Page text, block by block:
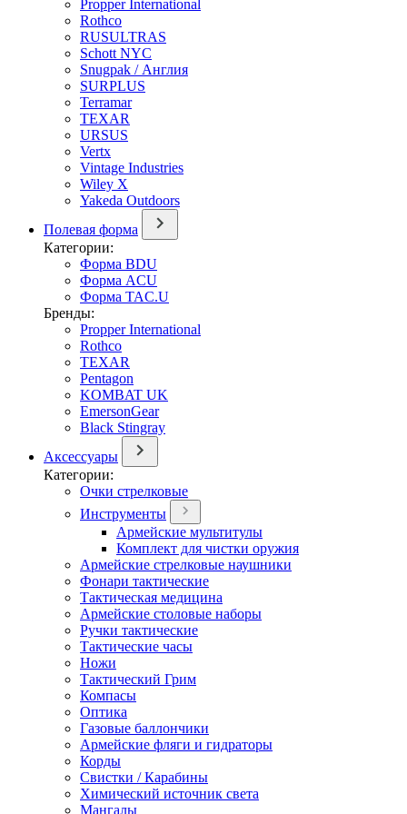
Propper International
Rothco
RUSULTRAS
Schott NYC
Snugpak / Англия
SURPLUS
Terramar
TEXAR
URSUS
Vertx
Vintage Industries
Wiley X
Yakeda Outdoors
Полевая форма
Категории:
Форма BDU
Форма ACU
Форма TAC.U
Бренды:
Propper International
Rothco
TEXAR
Pentagon
KOMBAT UK
EmersonGear
Black Stingray
Аксессуары
Категории:
Очки стрелковые
Инструменты
Армейские мультитулы
Комплект для чистки оружия
Армейские стрелковые наушники
Фонари тактические
Тактическая медицина
Армейские столовые наборы
Ручки тактические
Тактические часы
Ножи
Тактический Грим
Компасы
Оптика
Газовые баллончики
Армейские фляги и гидраторы
Корды
Свистки / Карабины
Химический источник света
Мангалы